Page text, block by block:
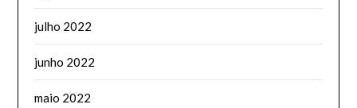
julho 2022
junho 2022
maio 2022